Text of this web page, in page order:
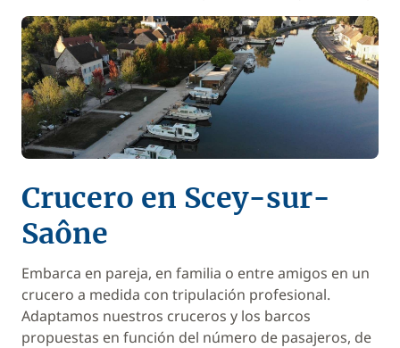
Crucero en Scey-sur-
Saône
Embarca en pareja, en familia o entre amigos en un
crucero a medida con tripulación profesional.
Adaptamos nuestros cruceros y los barcos
propuestas en función del número de pasajeros, de